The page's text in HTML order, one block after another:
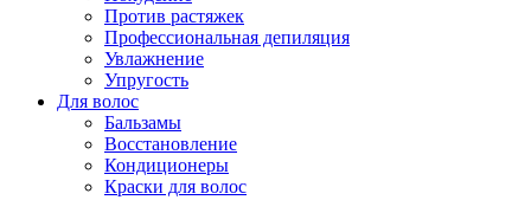
Против растяжек
Профессиональная депиляция
Увлажнение
Упругость
Для волос
Бальзамы
Восстановление
Кондиционеры
Краски для волос